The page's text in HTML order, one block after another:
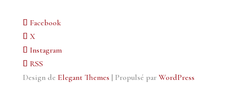
Facebook
X
Instagram
RSS
Design de Elegant Themes | Propulsé par WordPress